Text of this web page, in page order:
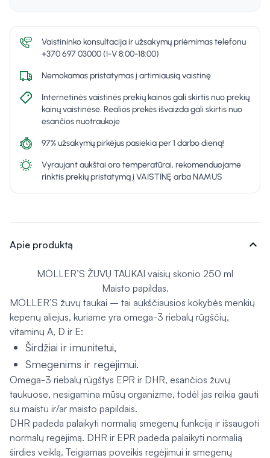
Vaistininko konsultacija ir užsakymų priėmimas telefonu
+370 697 03000 (I-V 8:00-18:00)
Nemokamas pristatymas į artimiausią vaistinę
Internetinės vaistinės prekių kainos gali skirtis nuo prekių
kainų vaistinėse. Realios prekės išvaizda gali skirtis nuo
esančios nuotraukoje
97% užsakymų pirkėjus pasiekia per 1 darbo dieną!
Vyraujant aukštai oro temperatūrai, rekomenduojame
rinktis prekių pristatymą į VAISTINĘ arba NAMUS
Apie produktą expand_more
MÖLLER’S ŽUVŲ TAUKAI vaisių skonio 250 ml
Maisto papildas.
MÖLLER’S žuvų taukai – tai aukščiausios kokybės menkių
kepenų aliejus, kuriame yra omega-3 riebalų rūgščių,
vitaminų A, D ir E:
Širdžiai ir imunitetui,
Smegenims ir regėjimui.
Omega-3 riebalų rūgštys EPR ir DHR, esančios žuvų
taukuose, nesigamina mūsų organizme, todėl jas reikia gauti
su maistu ir/ar maisto papildais.
DHR padeda palaikyti normalią smegenų funkciją ir išsaugoti
normalų regėjimą. DHR ir EPR padeda palaikyti normalią
širdies veiklą. Teigiamas poveikis regėjimui ir smegenų